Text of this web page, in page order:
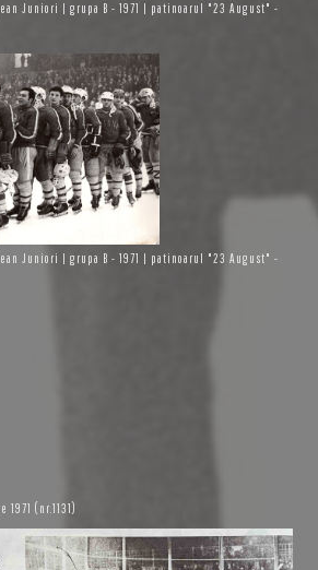
Juniori | grupa B - 1971 | patinoarul "23 August" -
Juniori | grupa B - 1971 | patinoarul "23 August" -
(nr.1131)